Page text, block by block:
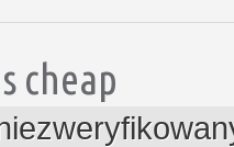
cheap